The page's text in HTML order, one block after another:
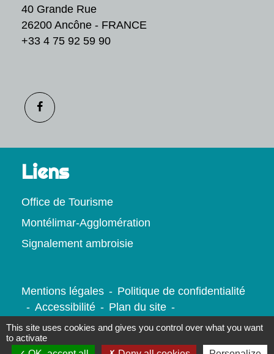
40 Grande Rue
26200 Ancône - FRANCE
+33 4 75 92 59 90
Liens
Office de Tourisme
Montélimar-Agglomération
Signalement ambroisie
Mentions légales - Politique de confidentialité
- Accessibilité - Plan du site -
Gestion des cookies
This site uses cookies and gives you control over what you want
to activate